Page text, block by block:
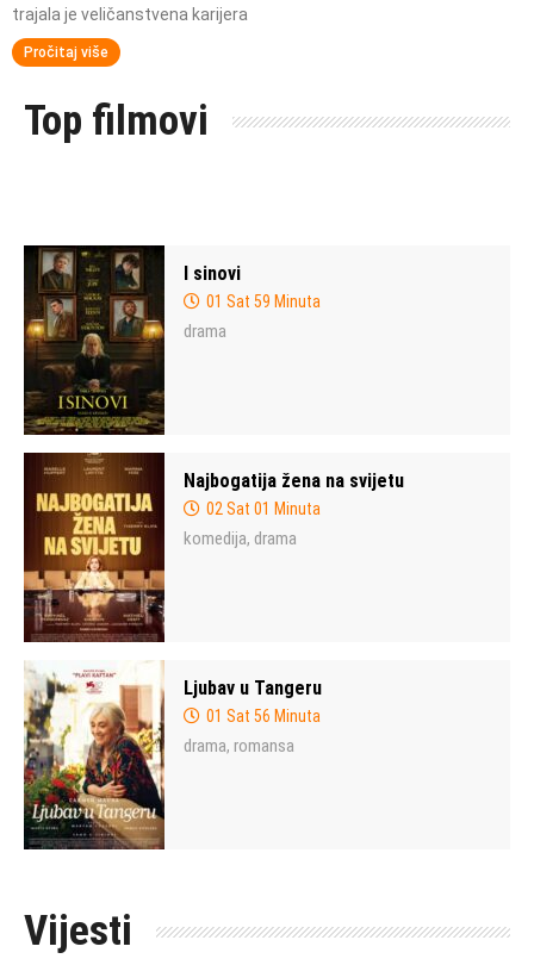
trajala je veličanstvena karijera
Pročitaj više
Top filmovi
I sinovi
01 Sat 59 Minuta
drama
Najbogatija žena na svijetu
02 Sat 01 Minuta
komedija, drama
Ljubav u Tangeru
01 Sat 56 Minuta
drama, romansa
Vijesti